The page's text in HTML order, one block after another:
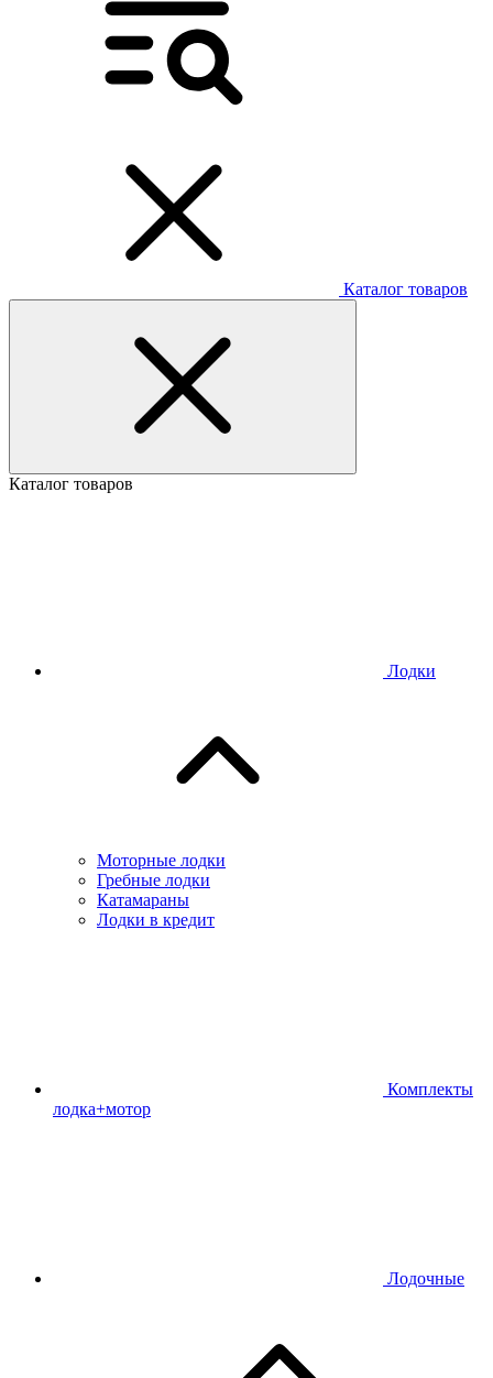
Каталог товаров
Каталог товаров
Лодки
Моторные лодки
Гребные лодки
Катамараны
Лодки в кредит
Комплекты
лодка+мотор
Лодочные